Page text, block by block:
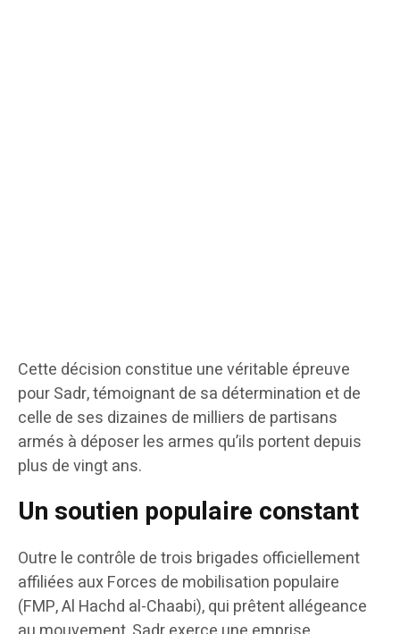
Cette décision constitue une véritable épreuve
pour Sadr, témoignant de sa détermination et de
celle de ses dizaines de milliers de partisans
armés à déposer les armes qu’ils portent depuis
plus de vingt ans.
Un soutien populaire constant
Outre le contrôle de trois brigades officiellement
affiliées aux Forces de mobilisation populaire
(FMP, Al Hachd al-Chaabi), qui prêtent allégeance